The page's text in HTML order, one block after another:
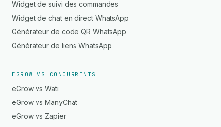
Widget de suivi des commandes
Widget de chat en direct WhatsApp
Générateur de code QR WhatsApp
Générateur de liens WhatsApp
EGROW VS CONCURRENTS
eGrow vs Wati
eGrow vs ManyChat
eGrow vs Zapier